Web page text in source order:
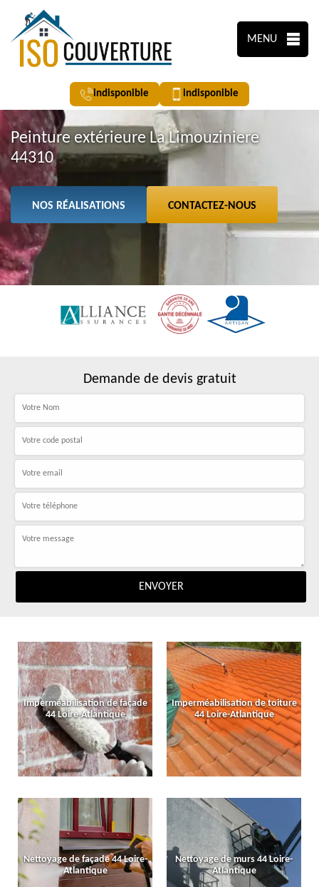
MENU
indisponible indisponible
Peinture extérieure La Limouziniere
44310
NOS RÉALISATIONS CONTACTEZ-NOUS
Demande de devis gratuit
Imperméabilisation de façade
44 Loire-Atlantique
Imperméabilisation de toiture
44 Loire-Atlantique
Nettoyage de façade 44 Loire-
Atlantique
Nettoyage de murs 44 Loire-
Atlantique